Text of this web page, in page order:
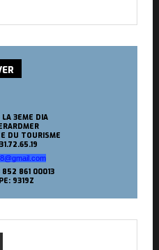
LA 3EME DIA
DU TOURISME
852 861 00013
9319Z